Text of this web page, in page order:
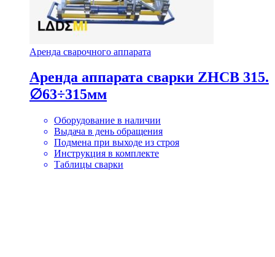
Аренда сварочного аппарата
Аренда аппарата сварки ZHCB 315.
∅63÷315мм
Оборудование в наличии
Выдача в день обращения
Подмена при выходе из строя
Инструкция в комплекте
Таблицы сварки